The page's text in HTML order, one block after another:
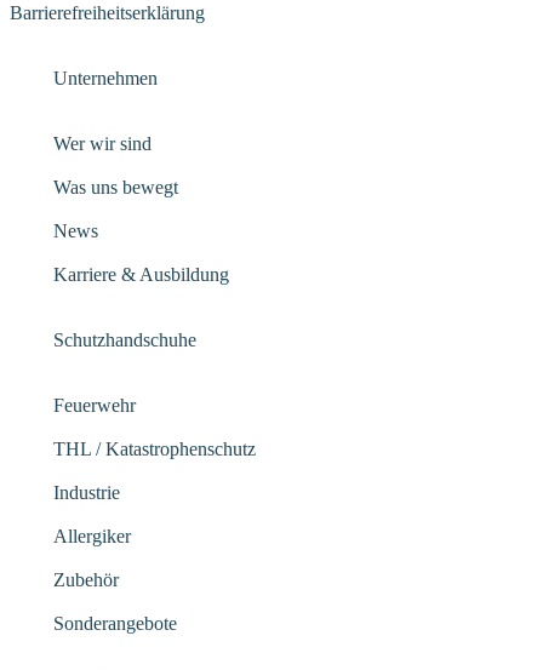
Barrierefreiheitserklärung
Unternehmen
Wer wir sind
Was uns bewegt
News
Karriere & Ausbildung
Schutzhandschuhe
Feuerwehr
THL / Katastrophenschutz
Industrie
Allergiker
Zubehör
Sonderangebote